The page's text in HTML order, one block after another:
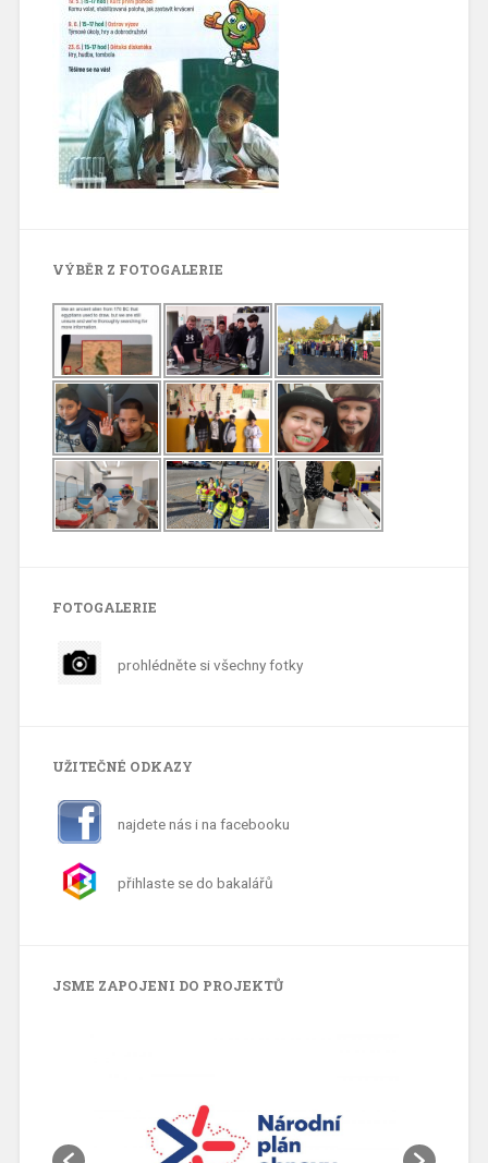
VÝBĚR Z FOTOGALERIE
FOTOGALERIE
prohlédněte si všechny fotky
UŽITEČNÉ ODKAZY
najdete nás i na facebooku
přihlaste se do bakalářů
JSME ZAPOJENI DO PROJEKTŮ